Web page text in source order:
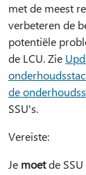
met de meest
verbeteren de
potentiële
de LCU. Zie
de
SSU's.
Vereiste:
Je moetde SSU